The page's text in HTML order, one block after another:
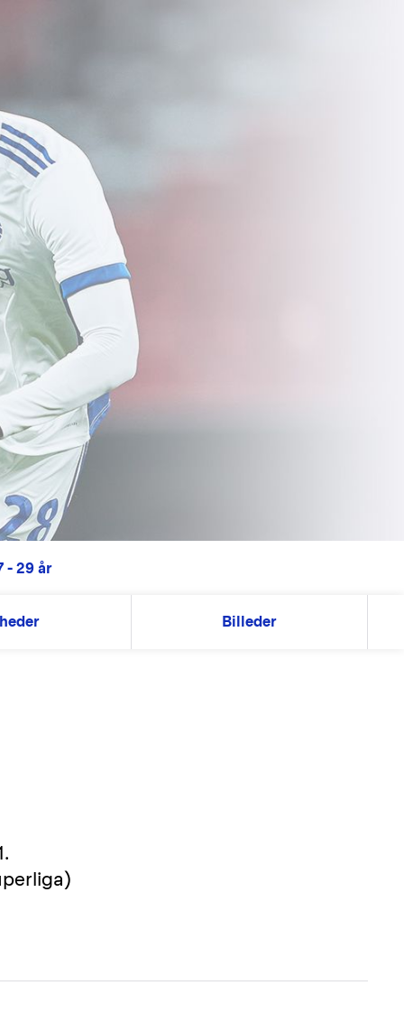
- 29 år
Billeder